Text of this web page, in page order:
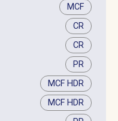
MCF
CR
CR
PR
MCF HDR
MCF HDR